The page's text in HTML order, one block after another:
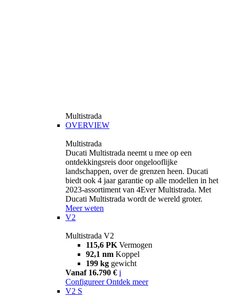
Multistrada
OVERVIEW
Multistrada
Ducati Multistrada neemt u mee op een
ontdekkingsreis door ongelooflijke
landschappen, over de grenzen heen. Ducati
biedt ook 4 jaar garantie op alle modellen in het
2023-assortiment van 4Ever Multistrada. Met
Ducati Multistrada wordt de wereld groter.
Meer weten
V2
Multistrada V2
115,6 PK Vermogen
92,1 nm Koppel
199 kg gewicht
Vanaf 16.790 € i
Configureer Ontdek meer
V2 S